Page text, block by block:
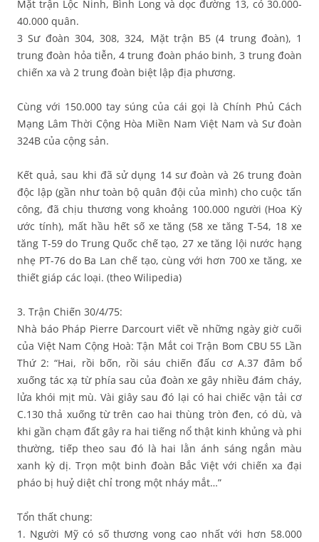
Mặt trận Lộc Ninh, Bình Long và dọc đường 13, có 30.000-
40.000 quân.
3 Sư đoàn 304, 308, 324, Mặt trận B5 (4 trung đoàn), 1
trung đoàn hỏa tiễn, 4 trung đoàn pháo binh, 3 trung đoàn
chiến xa và 2 trung đoàn biệt lập địa phương.
Cùng với 150.000 tay súng của cái gọi là Chính Phủ Cách
Mạng Lâm Thời Cộng Hòa Miền Nam Việt Nam và Sư đoàn
324B của cộng sản.
Kết quả, sau khi đã sử dụng 14 sư đoàn và 26 trung đoàn
độc lập (gần như toàn bộ quân đội của mình) cho cuộc tấn
công, đã chịu thương vong khoảng 100.000 người (Hoa Kỳ
ước tính), mất hầu hết số xe tăng (58 xe tăng T-54, 18 xe
tăng T-59 do Trung Quốc chế tạo, 27 xe tăng lội nước hạng
nhẹ PT-76 do Ba Lan chế tạo, cùng với hơn 700 xe tăng, xe
thiết giáp các loại. (theo Wilipedia)
3. Trận Chiến 30/4/75:
Nhà báo Pháp Pierre Darcourt viết về những ngày giờ cuối
của Việt Nam Cộng Hoà: Tận Mắt coi Trận Bom CBU 55 Lần
Thứ 2: “Hai, rồi bốn, rồi sáu chiến đấu cơ A.37 đâm bổ
xuống tác xạ từ phía sau của đoàn xe gây nhiều đám cháy,
lửa khói mịt mù. Vài giây sau đó lại có hai chiếc vận tải cơ
C.130 thả xuống từ trên cao hai thùng tròn đen, có dù, và
khi gần chạm đất gây ra hai tiếng nổ thật kinh khủng và phi
thường, tiếp theo sau đó là hai lằn ánh sáng ngắn màu
xanh kỳ dị. Trọn một binh đoàn Bắc Việt với chiến xa đại
pháo bị huỷ diệt chỉ trong một nháy mắt…”
Tổn thất chung:
1. Người Mỹ có số thương vong cao nhất với hơn 58.000